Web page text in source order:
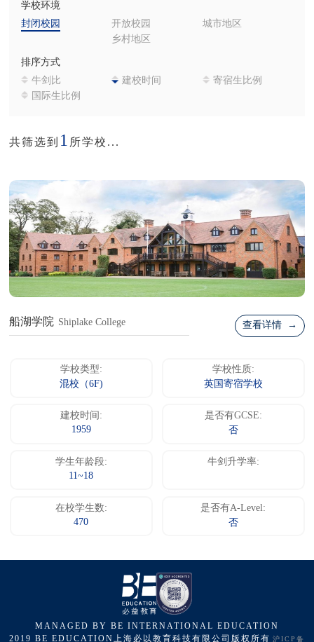
学校环境
封闭校园
开放校园
城市地区
乡村地区
排序方式
牛剑比
建校时间
寄宿生比例
国际生比例
共筛选到 1 所学校...
船湖学院 Shiplake College 查看详情 →
学校类型:
混校（6F)
学校性质:
英国寄宿学校
建校时间:
1959
是否有GCSE:
否
学生年龄段:
11~18
牛剑升学率:
在校学生数:
470
是否有A-Level:
否
MANAGED BY BE INTERNATIONAL EDUCATION
2019 BE EDUCATION上海必以教育科技有限公司版权所有 沪ICP备